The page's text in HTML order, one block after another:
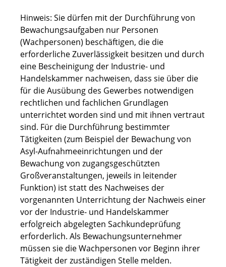
Hinweis: Sie dürfen mit der Durchführung von
Bewachungsaufgaben nur Personen
(Wachpersonen) beschäftigen, die die
erforderliche Zuverlässigkeit besitzen und durch
eine Bescheinigung der Industrie- und
Handelskammer nachweisen, dass sie über die
für die Ausübung des Gewerbes notwendigen
rechtlichen und fachlichen Grundlagen
unterrichtet worden sind und mit ihnen vertraut
sind. Für die Durchführung bestimmter
Tätigkeiten (zum Beispiel der Bewachung von
Asyl-Aufnahmeeinrichtungen und der
Bewachung von zugangsgeschützten
Großveranstaltungen, jeweils in leitender
Funktion) ist statt des Nachweises der
vorgenannten Unterrichtung der Nachweis einer
vor der Industrie- und Handelskammer
erfolgreich abgelegten Sachkundeprüfung
erforderlich. Als Bewachungsunternehmer
müssen sie die Wachpersonen vor Beginn ihrer
Tätigkeit der zuständigen Stelle melden.